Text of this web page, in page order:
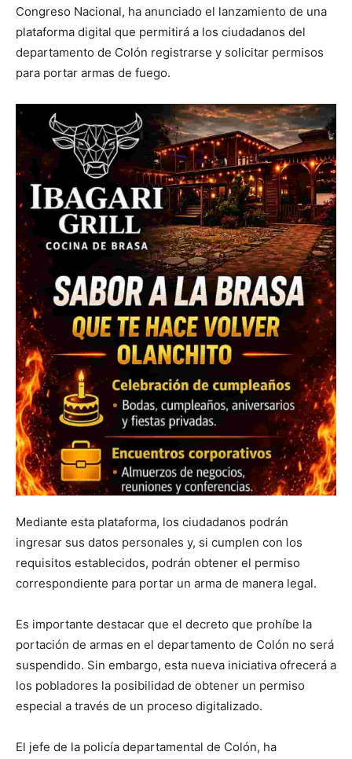
Congreso Nacional, ha anunciado el lanzamiento de una
plataforma digital que permitirá a los ciudadanos del
departamento de Colón registrarse y solicitar permisos
para portar armas de fuego.
Mediante esta plataforma, los ciudadanos podrán
ingresar sus datos personales y, si cumplen con los
requisitos establecidos, podrán obtener el permiso
correspondiente para portar un arma de manera legal.
Es importante destacar que el decreto que prohíbe la
portación de armas en el departamento de Colón no será
suspendido. Sin embargo, esta nueva iniciativa ofrecerá a
los pobladores la posibilidad de obtener un permiso
especial a través de un proceso digitalizado.
El jefe de la policía departamental de Colón, ha